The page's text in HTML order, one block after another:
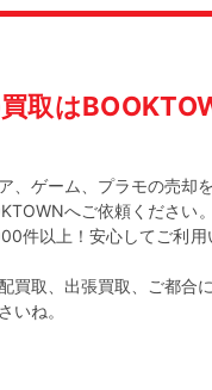
取は
、ゲーム、プラモの売却
へご依頼ください。
件以上！安心してご利用
買取、出張買取、ご都合
いね。